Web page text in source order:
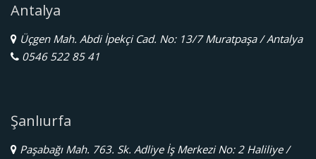
Antalya
Üçgen Mah. Abdi İpekçi Cad. No: 13/7 Muratpaşa / Antalya
0546 522 85 41
Şanlıurfa
Paşabağı Mah. 763. Sk. Adliye İş Merkezi No: 2 Haliliye /